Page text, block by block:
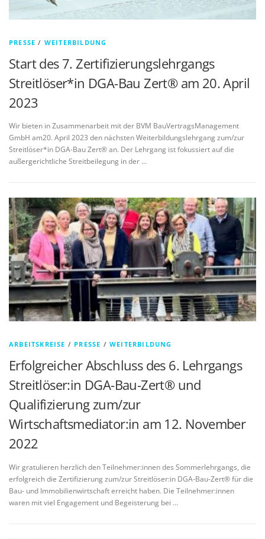
PRESSE / WEITERBILDUNG
Start des 7. Zertifizierungslehrgangs
Streitlöser*in DGA-Bau Zert® am 20. April
2023
Wir bieten in Zusammenarbeit mit der BVM BauVertragsManagement
GmbH am20. April 2023 den nächsten Weiterbildungslehrgang zum/zur
Streitlöser*in DGA-Bau Zert® an. Der Lehrgang ist fokussiert auf die
außergerichtliche Streitbeilegung in der …
ARBEITSKREISE / PRESSE /WEITERBILDUNG
Erfolgreicher Abschluss des 6. Lehrgangs
Streitlöser:in DGA-Bau-Zert® und
Qualifizierung zum/zur
Wirtschaftsmediator:in am 12. November
2022
Wir gratulieren herzlich den Teilnehmer:innen des Sommerlehrgangs, die
erfolgreich die Zertifizierung zum/zur Streitlöser:in DGA-Bau-Zert® für die
Bau- und Immobilienwirtschaft erreicht haben. Die Teilnehmer:innen
waren mit viel Engagement und Begeisterung bei …